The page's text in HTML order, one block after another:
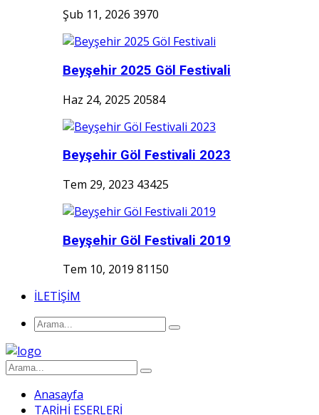
Şub 11, 2026 3970
Beyşehir 2025 Göl Festivali
Haz 24, 2025 20584
Beyşehir Göl Festivali 2023
Tem 29, 2023 43425
Beyşehir Göl Festivali 2019
Tem 10, 2019 81150
İLETİŞİM
Anasayfa
TARİHİ ESERLERİ